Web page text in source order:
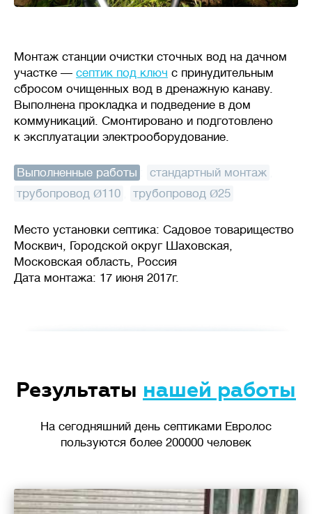
Монтаж станции очистки сточных вод на дачном
участке — септик под ключ с принудительным
сбросом очищенных вод в дренажную канаву.
Выполнена прокладка и подведение в дом
коммуникаций. Смонтировано и подготовлено
к эксплуатации электрооборудование.
Выполненные работы стандартный монтаж
трубопровод Ø110
трубопровод Ø25
Место установки септика: Садовое товарищество
Москвич, Городской округ Шаховская,
Московская область, Россия
Дата монтажа: 17 июня 2017г.
Результаты нашей работы
На сегодняшний день септиками Евролос
пользуются более 200000 человек